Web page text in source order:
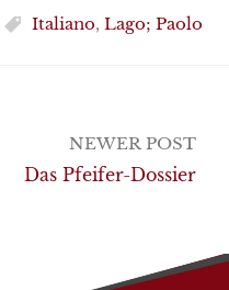
Italiano, Lago; Paolo
NEWER POST
Das Pfeifer-Dossier